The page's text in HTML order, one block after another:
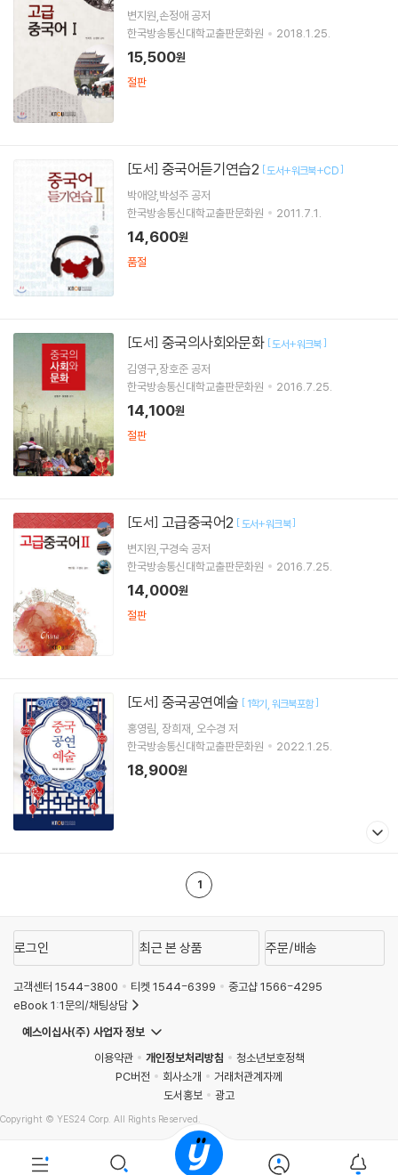
변지원,손정애 공저
한국방송통신대학교출판문화원
2018.1.25.
15,500원
절판
[도서] 중국어듣기연습2 [도서+워크북+CD]
박애양,박성주 공저
한국방송통신대학교출판문화원
2011.7.1.
14,600원
품절
[도서] 중국의사회와문화 [도서+워크북]
김영구,장호준 공저
한국방송통신대학교출판문화원
2016.7.25.
14,100원
절판
[도서] 고급중국어2 [ 도서+워크북]
변지원,구경숙 공저
한국방송통신대학교출판문화원
2016.7.25.
14,000원
절판
[도서] 중국공연예술 [ 1학기 워크북포함]
홍영림 장희재 오수경 저
한국방송통신대학교출판문화원
2022.1.25.
18,900원
1
로그인 최근 본 상품 주문/배송
고객센터 1544-3800 티켓 1544-6399
중고샵 1566-4295
eBook 1:1문의/채팅상담
예스이십사(주) 사업자 정보
이용약관
개인정보처리방침
청소년보호정책
PC버전
회사소개
거래처관계자께
도서홍보
광고
Copyright © YES24 Corp. All Rights Reserved.